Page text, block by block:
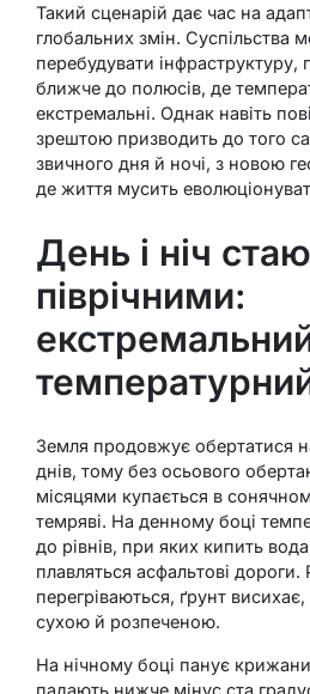
Такий сценарій дає час на
глобальних змін. Суспільства
перебудувати інфраструктуру,
ближче до полюсів, де
екстремальні. Однак навіть
зрештою призводить до того
звичного дня й ночі, з новою
де життя мусить
День і ніч
піврічними:
Земля продовжує обертатися
днів, тому без осьового
місяцями купається в
темряві. На денному боці
до рівнів, при яких кипить
плавляться асфальтові дороги.
перегріваються, ґрунт
сухою й розпеченою.
На нічному боці панує
падають нижче мінус ста